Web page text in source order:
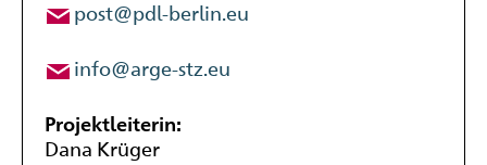
post@pdl-berlin.eu
info@arge-stz.eu
Projektleiterin:
Dana Krüger